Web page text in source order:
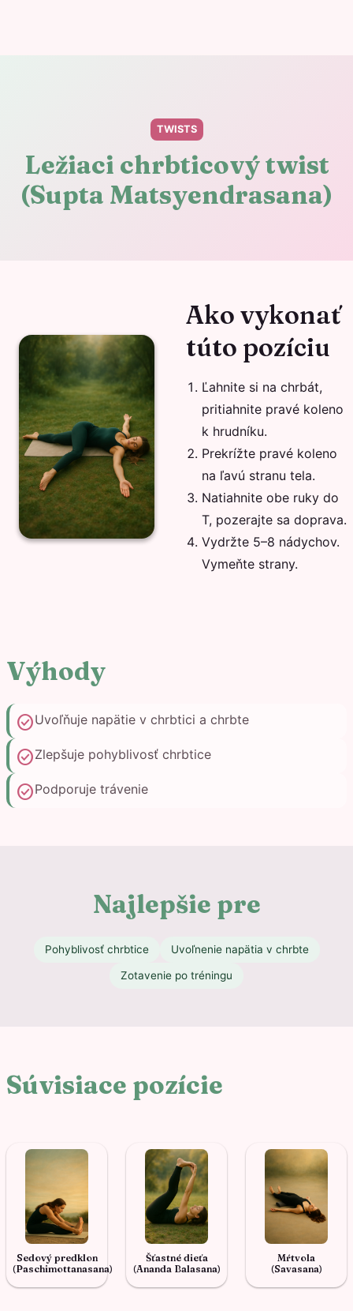
TWISTS
Ležiaci chrbticový twist
(Supta Matsyendrasana)
Ako vykonať
túto pozíciu
Ľahnite si na chrbát,
pritiahnite pravé koleno
k hrudníku.
Prekrížte pravé koleno
na ľavú stranu tela.
Natiahnite obe ruky do
T, pozerajte sa doprava.
Vydržte 5–8 nádychov.
Vymeňte strany.
Výhody
check_circleUvoľňuje napätie v chrbtici a chrbte
check_circleZlepšuje pohyblivosť chrbtice
check_circlePodporuje trávenie
Najlepšie pre
Pohyblivosť chrbtice Uvoľnenie napätia v chrbte
Zotavenie po tréningu
Súvisiace pozície
Sedový predklon
(Paschimottanasana)
Šťastné dieťa
(Ananda Balasana)
Mŕtvola
(Savasana)